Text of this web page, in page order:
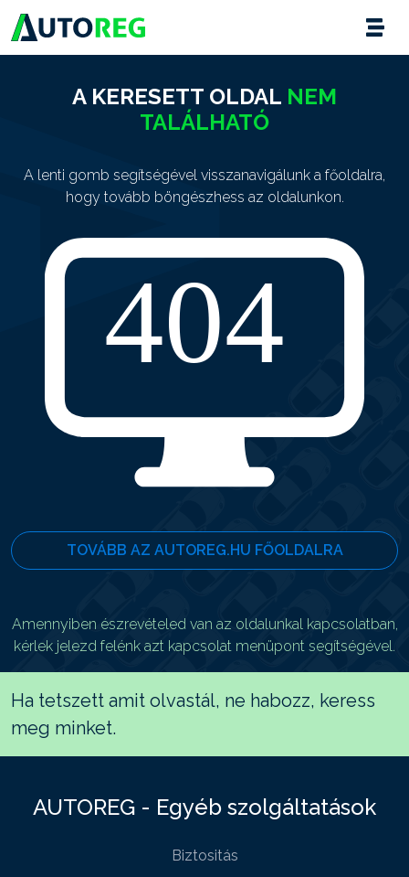
A KERESETT OLDAL NEM
TALÁLHATÓ
A lenti gomb segítségével visszanavigálunk a főoldalra,
hogy tovább böngészhess az oldalunkon.
TOVÁBB AZ AUTOREG.HU FŐOLDALRA
Amennyiben észrevételed van az oldalunkal kapcsolatban,
kérlek jelezd felénk azt kapcsolat menüpont segítségével.
Ha tetszett amit olvastál, ne habozz, keress
meg minket.
AUTOREG - Egyéb szolgáltatások
Biztositás